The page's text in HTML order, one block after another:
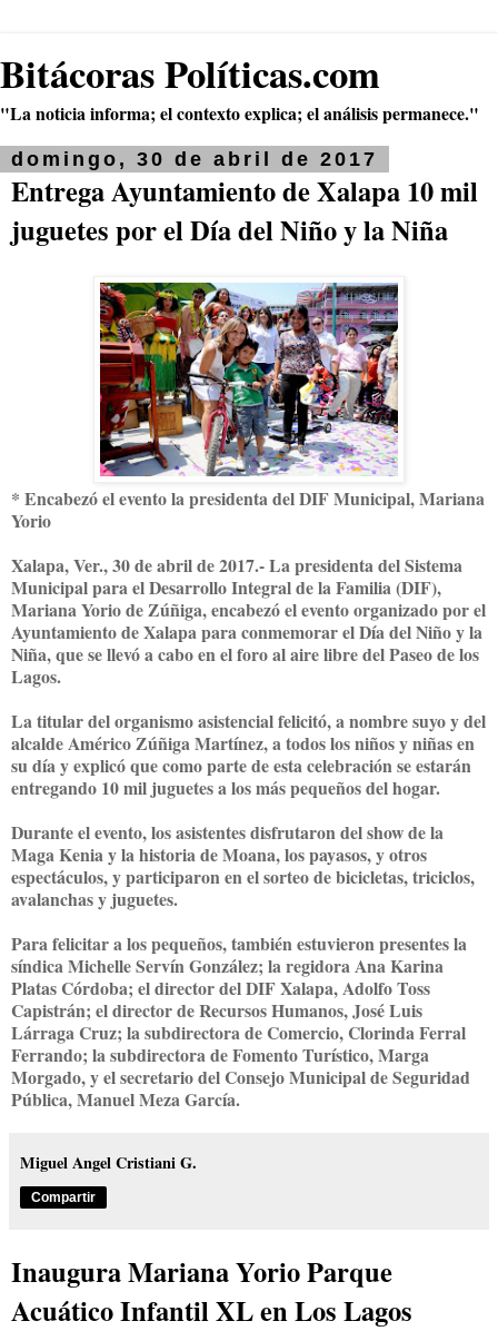
Bitácoras Políticas.com
"La noticia informa; el contexto explica; el análisis permanece."
domingo, 30 de abril de 2017
Entrega Ayuntamiento de Xalapa 10 mil
juguetes por el Día del Niño y la Niña
* Encabezó el evento la presidenta del DIF Municipal, Mariana
Yorio
Xalapa, Ver., 30 de abril de 2017.- La presidenta del Sistema
Municipal para el Desarrollo Integral de la Familia (DIF),
Mariana Yorio de Zúñiga, encabezó el evento organizado por el
Ayuntamiento de Xalapa para conmemorar el Día del Niño y la
Niña, que se llevó a cabo en el foro al aire libre del Paseo de los
Lagos.
La titular del organismo asistencial felicitó, a nombre suyo y del
alcalde Américo Zúñiga Martínez, a todos los niños y niñas en
su día y explicó que como parte de esta celebración se estarán
entregando 10 mil juguetes a los más pequeños del hogar.
Durante el evento, los asistentes disfrutaron del show de la
Maga Kenia y la historia de Moana, los payasos, y otros
espectáculos, y participaron en el sorteo de bicicletas, triciclos,
avalanchas y juguetes.
Para felicitar a los pequeños, también estuvieron presentes la
síndica Michelle Servín González; la regidora Ana Karina
Platas Córdoba; el director del DIF Xalapa, Adolfo Toss
Capistrán; el director de Recursos Humanos, José Luis
Lárraga Cruz; la subdirectora de Comercio, Clorinda Ferral
Ferrando; la subdirectora de Fomento Turístico, Marga
Morgado, y el secretario del Consejo Municipal de Seguridad
Pública, Manuel Meza García.
Miguel Angel Cristiani G.
Compartir
Inaugura Mariana Yorio Parque
Acuático Infantil XL en Los Lagos